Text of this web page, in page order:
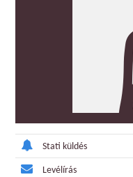
Stati küldés
Levélírás